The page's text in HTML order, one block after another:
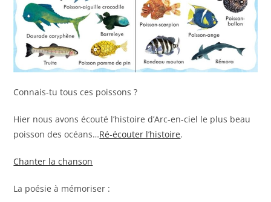
Connais-tu tous ces poissons ?
Hier nous avons écouté l’histoire d’Arc-en-ciel le plus beau
poisson des océans…Ré-écouter l’histoire.
Chanter la chanson
La poésie à mémoriser :